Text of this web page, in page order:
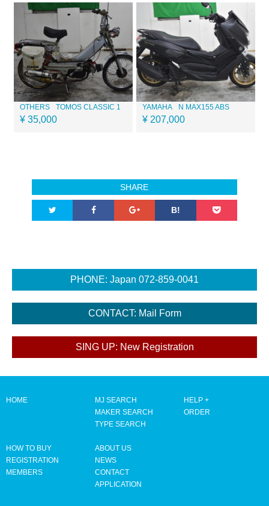
OTHERS TOMOS CLASSIC 1
¥ 35,000
YAMAHA N MAX155 ABS
¥ 207,000
SHARE
B!
HOME
MJ SEARCH
MAKER SEARCH
TYPE SEARCH
HELP +
ORDER
HOW TO BUY
REGISTRATION
MEMBERS
ABOUT US
NEWS
CONTACT
APPLICATION